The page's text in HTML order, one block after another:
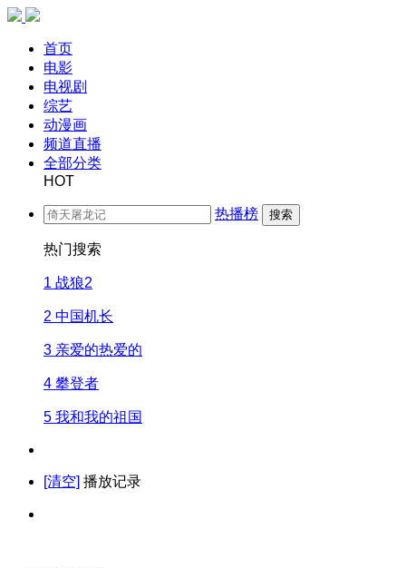
首页
电影
电视剧
综艺
动漫画
频道直播
全部分类
HOT
热播榜 搜索
热门搜索
1 战狼2
2 中国机长
3 亲爱的热爱的
4 攀登者
5 我和我的祖国
[清空] 播放记录